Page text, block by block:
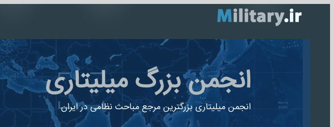
انجمن بزرگ میلیتاری
انجمن میلیتاری بزرگترین مرجع مباحث نظامی در ایران